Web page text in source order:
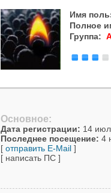
Имя
Полное
Группа:
Основное:
Дата регистрации: 14
Последнее посещение: 4
[ отправить E-Mail ]
[ написать ПС ]